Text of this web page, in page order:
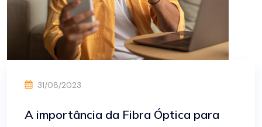
31/08/2023
A importância da Fibra Óptica para